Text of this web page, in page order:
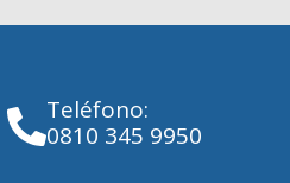
Teléfono:
0810 345 9950